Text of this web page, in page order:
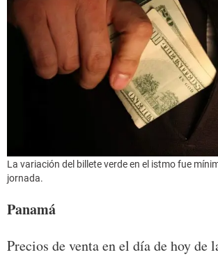
La variación del billete verde en el istmo fue
jornada.
Panamá
Precios de venta en el día de hoy de